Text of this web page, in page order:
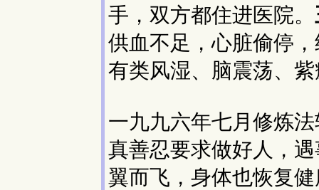
手，双方都住进医院。
供血不足，心脏偷停
有类风湿、脑震荡、
一九九六年七月修炼
真善忍要求做好人，
翼而飞，身体也恢复